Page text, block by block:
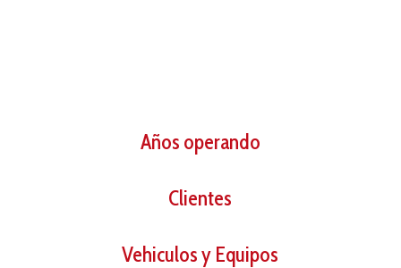
Años operando
Clientes
Vehiculos y Equipos